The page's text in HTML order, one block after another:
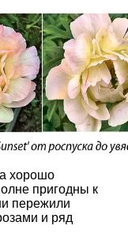
хорошо
пригодны к
пережили
и ряд